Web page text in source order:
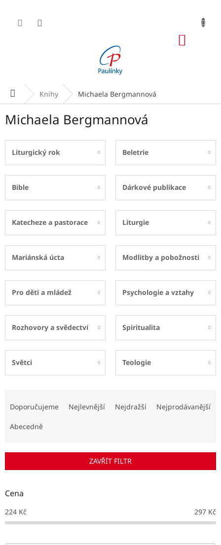
obsah
Domů Knihy Michaela Bergmannová
Michaela Bergmannová
Liturgický rok Beletrie
Bible Dárkové publikace
Katecheze a pastorace Liturgie
Mariánská úcta Modlitby a pobožnosti
Pro děti a mládež Psychologie a vztahy
Rozhovory a svědectví Spiritualita
Světci Teologie
r
d
k
t
Doporučujeme Nejlevnější Nejdražší Nejprodávanější
Abecedně
ZAVŘÍT FILTR
Cena
224 Kč 297 Kč